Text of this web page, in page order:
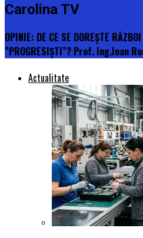
Carolina TV
OPINIE: DE CE SE DOREȘTE
”PROGRESIȘTI”? Prof. Ing.Ioan
Actualitate